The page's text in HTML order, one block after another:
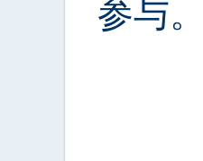
参与